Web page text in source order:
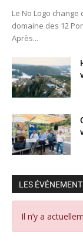
Le No Logo
domaine des 12
Après...
LES
Il n’y a